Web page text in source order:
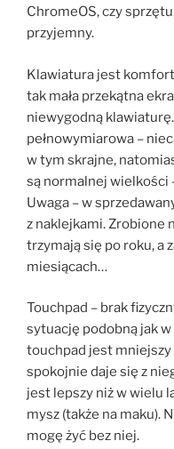
ChromeOS, czy
przyjemny.
Klawiatura jest
tak mała przekątna
niewygodną
pełnowymiarowa –
w tym skrajne,
są normalnej wielkości
Uwaga – w
z naklejkami. Zrobione
trzymają się po roku, a
miesiącach…
Touchpad – brak
sytuację podobną jak
touchpad jest mniejszy
spokojnie daje się z
jest lepszy niż w wielu
mysz (także na maku).
mogę żyć bez niej.